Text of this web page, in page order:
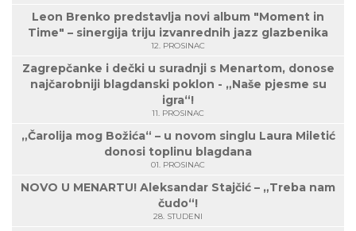
Leon Brenko predstavlja novi album "Moment in
Time" – sinergija triju izvanrednih jazz glazbenika
12. PROSINAC
Zagrepčanke i dečki u suradnji s Menartom, donose
najčarobniji blagdanski poklon - „Naše pjesme su
igra“!
11. PROSINAC
„Čarolija mog Božića“ – u novom singlu Laura Miletić
donosi toplinu blagdana
01. PROSINAC
NOVO U MENARTU! Aleksandar Stajčić – „Treba nam
čudo“!
28. STUDENI